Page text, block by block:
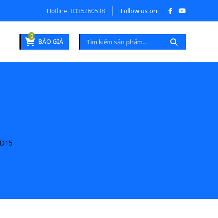
Hotline: 0335260538 Follow us on:
0
BÁO GIÁ